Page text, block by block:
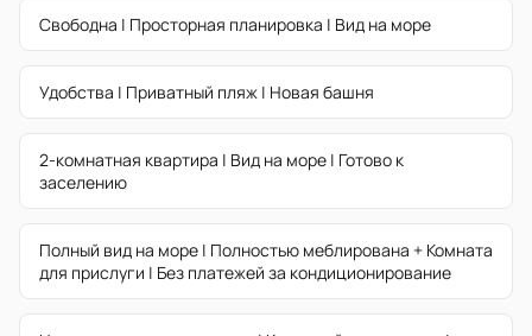
Свободна | Просторная планировка | Вид на море
Удобства | Приватный пляж | Новая башня
2-комнатная квартира | Вид на море | Готово к
заселению
Полный вид на море | Полностью меблирована + Комната
для прислуги | Без платежей за кондиционирование